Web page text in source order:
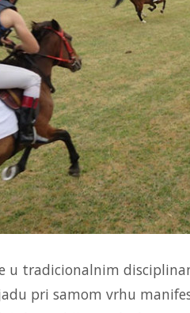
u tradicionalnim
pri samom vrhu